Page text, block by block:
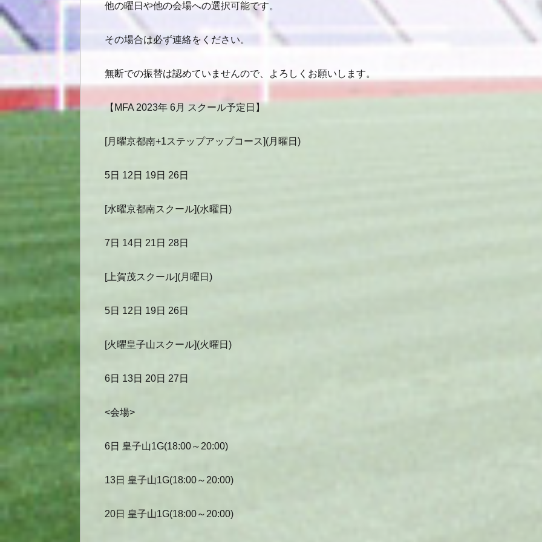
他の曜日や他の会場への選択可能です。
その場合は必ず連絡をください。
無断での振替は認めていませんので、よろしくお願いします。
【MFA 2023年 6月 スクール予定日】
[月曜京都南+1ステップアップコース](月曜日)
5日 12日 19日 26日
[水曜京都南スクール](水曜日)
7日 14日 21日 28日
[上賀茂スクール](月曜日)
5日 12日 19日 26日
[火曜皇子山スクール](火曜日)
6日 13日 20日 27日
<会場>
6日 皇子山1G(18:00～20:00)
13日 皇子山1G(18:00～20:00)
20日 皇子山1G(18:00～20:00)